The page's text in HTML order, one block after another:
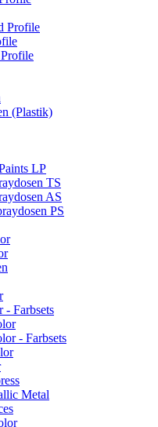
Profile
(Plastik)
LP
TS
AS
PS
Farbsets
- Farbsets
Metal